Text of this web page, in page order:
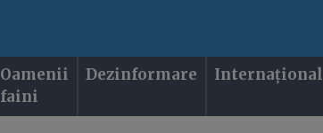
Oamenii
faini
Dezinformare Internațional